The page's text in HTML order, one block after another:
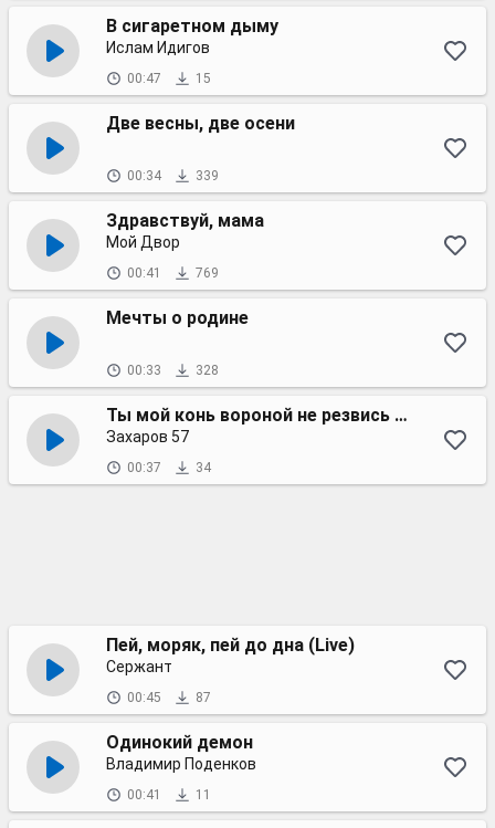
В сигаретном дыму
Ислам Идигов
00:47 15
Две весны, две осени
00:34 339
Здравствуй, мама
Мой Двор
00:41 769
Мечты о родине
00:33 328
Ты мой конь вороной не резвись подо мной
Захаров 57
00:37 34
Пей, моряк, пей до дна (Live)
Сержант
00:45 87
Одинокий демон
Владимир Поденков
00:41 11